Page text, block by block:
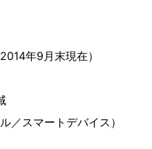
年9月末現在）
／スマートデバイス）